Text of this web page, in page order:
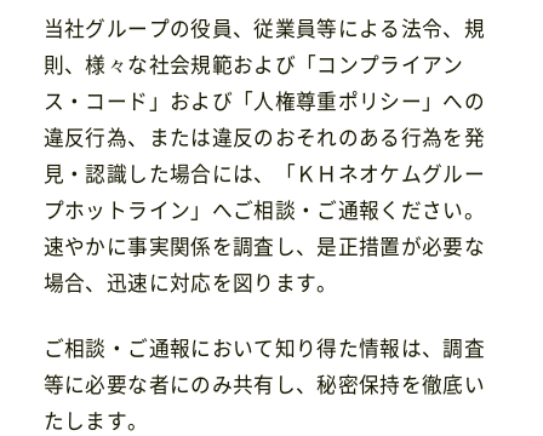
当社グループの役員、従業員等による法令、規
則、様々な社会規範および「コンプライアン
ス・コード」および「人権尊重ポリシー」への
違反行為、または違反のおそれのある行為を発
見・認識した場合には、「ＫＨネオケムグルー
プホットライン」へご相談・ご通報ください。
速やかに事実関係を調査し、是正措置が必要な
場合、迅速に対応を図ります。
ご相談・ご通報において知り得た情報は、調査
等に必要な者にのみ共有し、秘密保持を徹底い
たします。